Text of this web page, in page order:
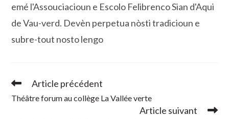
emé l'Assouciacioun e Escolo Felibrenco Sian d'Aqui
de Vau-verd. Devèn perpetua nòsti tradicioun e
subre-tout nosto lengo
Read
articles
Article précédent
Théâtre forum au collège La Vallée verte
Article suivant